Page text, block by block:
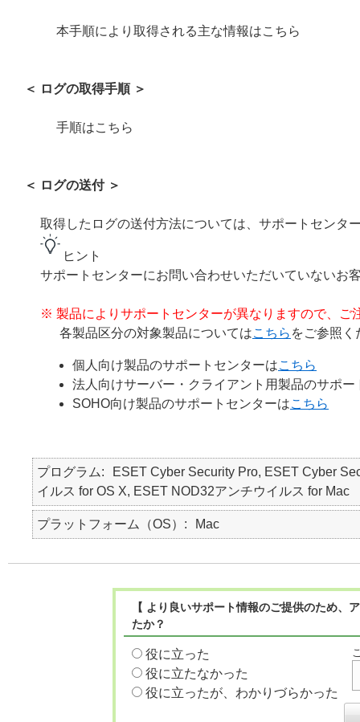
本手順により取得される主な情報はこちら
＜ ログの取得手順 ＞
手順はこちら
＜ ログの送付 ＞
取得したログの送付方法については、サポートセンタ
ヒント
サポートセンターにお問い合わせいただいていない
※ 製品によりサポートセンターが異なりますので、ご
各製品区分の対象製品についてはこちら をご参照く
個人向け製品のサポートセンターはこちら
法人向けサーバー・クライアント用製品のサポー
SOHO向け製品のサポートセンターはこちら
プログラム
ESET Cyber Security Pro, ESET Cyber
イルス for OS X, ESET NOD32アンチウイルス for Mac
プラットフォーム（OS） Mac
【 より良いサポート情報のご提供のため
たか？
役に立った
役に立たなかった
役に立ったが、わかりづらかった